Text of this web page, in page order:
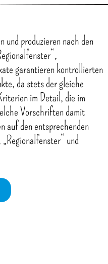
produzieren nach den
garantieren kontrollierten
da stets der gleiche
im Detail, die im
Vorschriften damit
auf den entsprechenden
und